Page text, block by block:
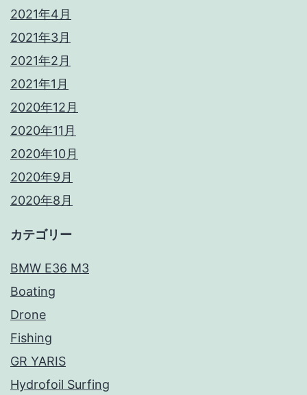
2021年4月
2021年3月
2021年2月
2021年1月
2020年12月
2020年11月
2020年10月
2020年9月
2020年8月
カテゴリー
BMW E36 M3
Boating
Drone
Fishing
GR YARIS
Hydrofoil Surfing